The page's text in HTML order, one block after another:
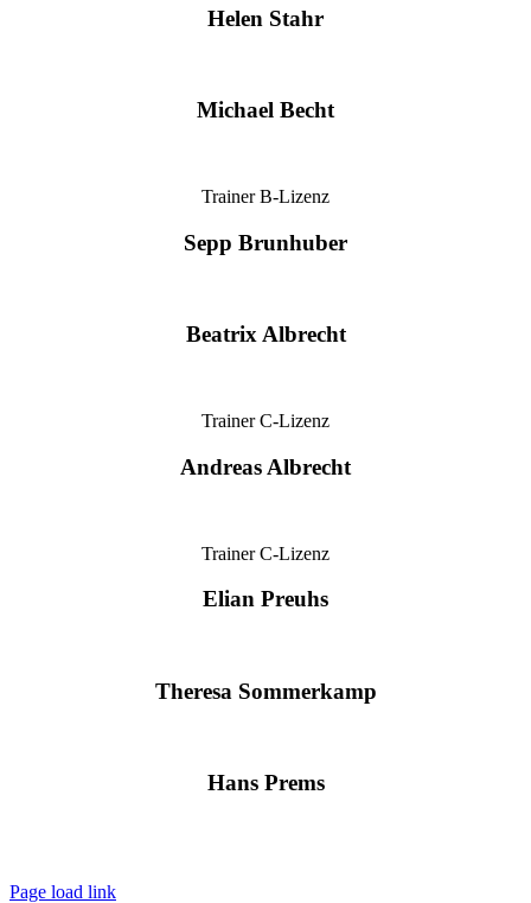
Helen Stahr
Michael Becht
Trainer B-Lizenz
Sepp Brunhuber
Beatrix Albrecht
Trainer C-Lizenz
Andreas Albrecht
Trainer C-Lizenz
Elian Preuhs
Theresa Sommerkamp
Hans Prems
Page load link